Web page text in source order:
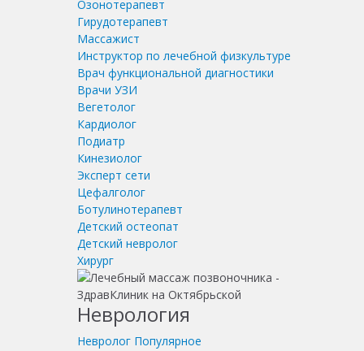
Озонотерапевт
Гирудотерапевт
Массажист
Инструктор по лечебной физкультуре
Врач функциональной диагностики
Врачи УЗИ
Вегетолог
Кардиолог
Подиатр
Кинезиолог
Эксперт сети
Цефалголог
Ботулинотерапевт
Детский остеопат
Детский невролог
Хирург
Неврология
Невролог Популярное